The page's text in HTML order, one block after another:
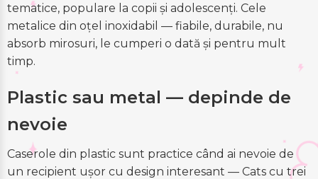
tematice, populare la copii și adolescenți. Cele
metalice din oțel inoxidabil — fiabile, durabile, nu
absorb mirosuri, le cumperi o dată și pentru mult
timp.
Plastic sau metal — depinde de
nevoie
Caserole din plastic sunt practice când ai nevoie de
un recipient ușor cu design interesant — Cats cu trei